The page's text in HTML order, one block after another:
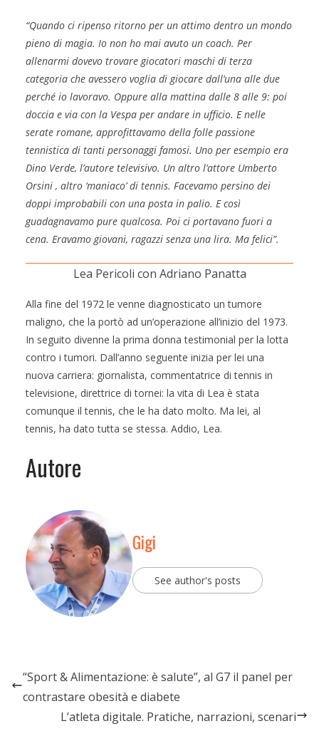
“Quando ci ripenso ritorno per un attimo dentro un mondo
pieno di magia. Io non ho mai avuto un coach. Per
allenarmi dovevo trovare giocatori maschi di terza
categoria che avessero voglia di giocare dall’una alle due
perché io lavoravo. Oppure alla mattina dalle 8 alle 9: poi
doccia e via con la Vespa per andare in ufficio. E nelle
serate romane, approfittavamo della folle passione
tennistica di tanti personaggi famosi. Uno per esempio era
Dino Verde, l’autore televisivo. Un altro l’attore Umberto
Orsini , altro ‘maniaco’ di tennis. Facevamo persino dei
doppi improbabili con una posta in palio. E così
guadagnavamo pure qualcosa. Poi ci portavano fuori a
cena. Eravamo giovani, ragazzi senza una lira. Ma felici”.
Lea Pericoli con Adriano Panatta
Alla fine del 1972 le venne diagnosticato un tumore
maligno, che la portò ad un’operazione all’inizio del 1973.
In seguito divenne la prima donna testimonial per la lotta
contro i tumori. Dall’anno seguente inizia per lei una
nuova carriera: giornalista, commentatrice di tennis in
televisione, direttrice di tornei: la vita di Lea è stata
comunque il tennis, che le ha dato molto. Ma lei, al
tennis, ha dato tutta se stessa. Addio, Lea.
Autore
Gigi
See author's posts
“Sport & Alimentazione: è salute”, al G7 il panel per
contrastare obesità e diabete
L’atleta digitale. Pratiche, narrazioni, scenari